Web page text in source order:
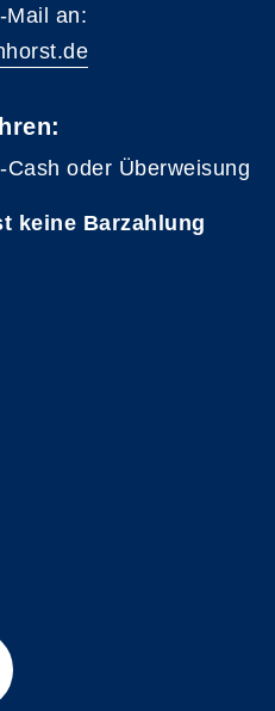
Mail an:
oder Überweisung
keine Barzahlung